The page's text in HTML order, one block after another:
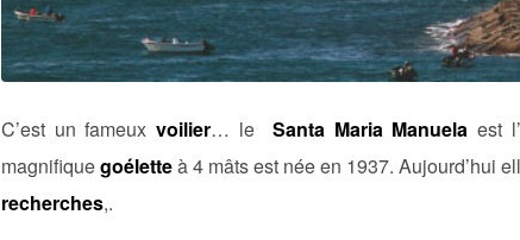
C’est un fameux voilier… le Santa Maria Manuela est
magnifiquegoéletteà 4 mâts est née en 1937. Aujourd’hui
recherches,.